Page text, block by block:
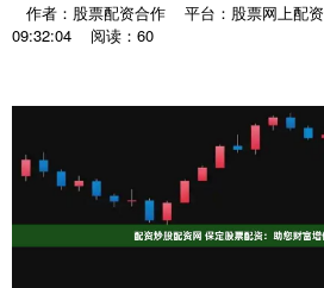
作者：股票配资合作 平台：股票网上配资
09:32:04
阅读：60